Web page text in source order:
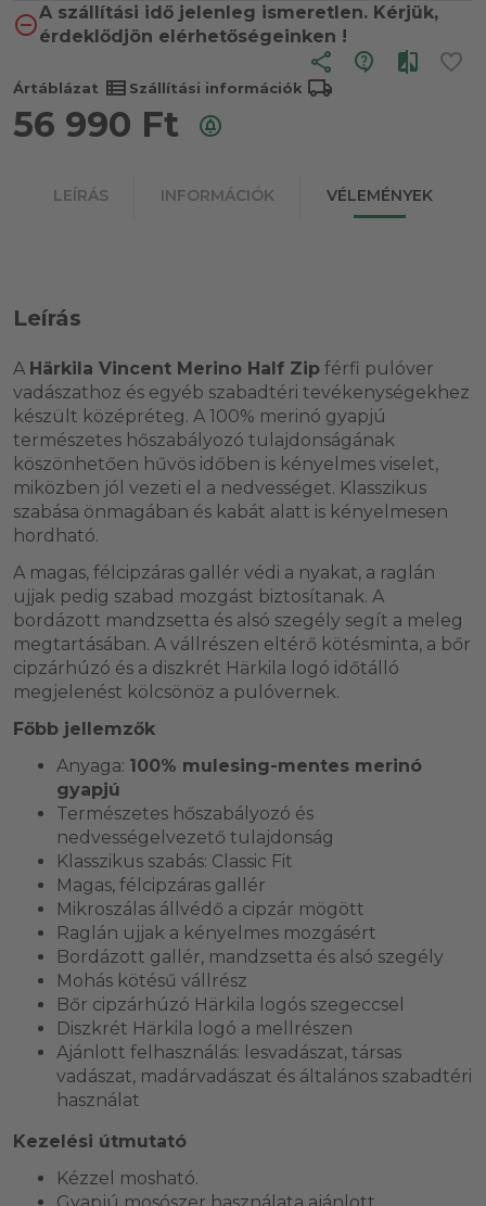
A szállítási idő jelenleg ismeretlen. Kérjük,
érdeklődjön elérhetőségeinken !
share
Ártáblázat view_list Szállítási információk local_shipping
56 990 Ft
LEÍRÁS INFORMÁCIÓK VÉLEMÉNYEK
Leírás
A Härkila Vincent Merino Half Zip férfi pulóver
vadászathoz és egyéb szabadtéri tevékenységekhez
készült középréteg. A 100% merinó gyapjú
természetes hőszabályozó tulajdonságának
köszönhetően hűvös időben is kényelmes viselet,
miközben jól vezeti el a nedvességet. Klasszikus
szabása önmagában és kabát alatt is kényelmesen
hordható.
A magas, félcipzáras gallér védi a nyakat, a raglán
ujjak pedig szabad mozgást biztosítanak. A
bordázott mandzsetta és alsó szegély segít a meleg
megtartásában. A vállrészen eltérő kötésminta, a bőr
cipzárhúzó és a diszkrét Härkila logó időtálló
megjelenést kölcsönöz a pulóvernek.
Főbb jellemzők
Anyaga: 100% mulesing-mentes merinó
gyapjú
Természetes hőszabályozó és
nedvességelvezető tulajdonság
Klasszikus szabás: Classic Fit
Magas, félcipzáras gallér
Mikroszálas állvédő a cipzár mögött
Raglán ujjak a kényelmes mozgásért
Bordázott gallér, mandzsetta és alsó szegély
Mohás kötésű vállrész
Bőr cipzárhúzó Härkila logós szegeccsel
Diszkrét Härkila logó a mellrészen
Ajánlott felhasználás: lesvadászat, társas
vadászat, madárvadászat és általános szabadtéri
használat
Kezelési útmutató
Kézzel mosható.